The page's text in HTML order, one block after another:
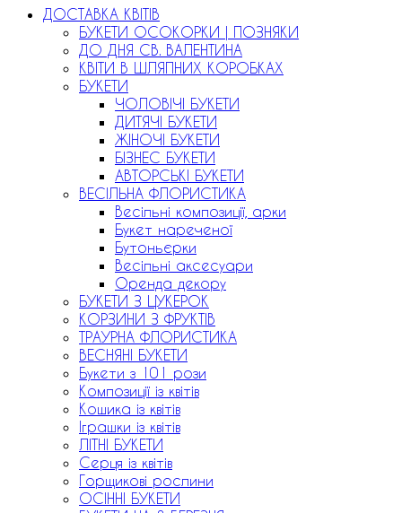
ДОСТАВКА КВІТІВ
БУКЕТИ ОСОКОРКИ | ПОЗНЯКИ
ДО ДНЯ СВ. ВАЛЕНТИНА
КВІТИ В ШЛЯПНИХ КОРОБКАХ
БУКЕТИ
ЧОЛОВІЧІ БУКЕТИ
ДИТЯЧІ БУКЕТИ
ЖІНОЧІ БУКЕТИ
БІЗНЕС БУКЕТИ
АВТОРСЬКІ БУКЕТИ
ВЕСІЛЬНА ФЛОРИСТИКА
Весільні композиції, арки
Букет нареченої
Бутоньєрки
Весільні аксесуари
Оренда декору
БУКЕТИ З ЦУКЕРОК
КОРЗИНИ З ФРУКТІВ
ТРАУРНА ФЛОРИСТИКА
ВЕСНЯНІ БУКЕТИ
Букети з 101 рози
Композиції із квітів
Кошика із квітів
Іграшки із квітів
ЛІТНІ БУКЕТИ
Серця із квітів
Горщикові рослини
ОСІННІ БУКЕТИ